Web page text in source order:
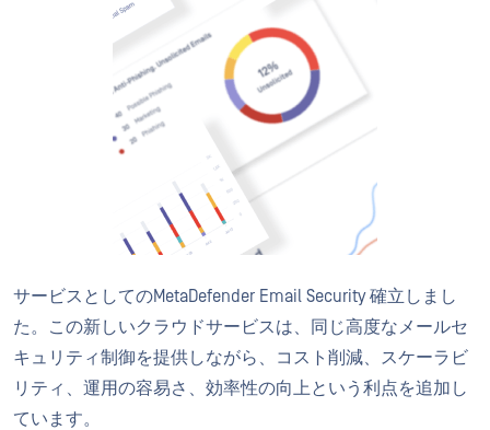
サービスとしてのMetaDefender Email Security 確立しまし
た。この新しいクラウドサービスは、同じ高度なメールセ
キュリティ制御を提供しながら、コスト削減、スケーラビ
リティ、運用の容易さ、効率性の向上という利点を追加し
ています。